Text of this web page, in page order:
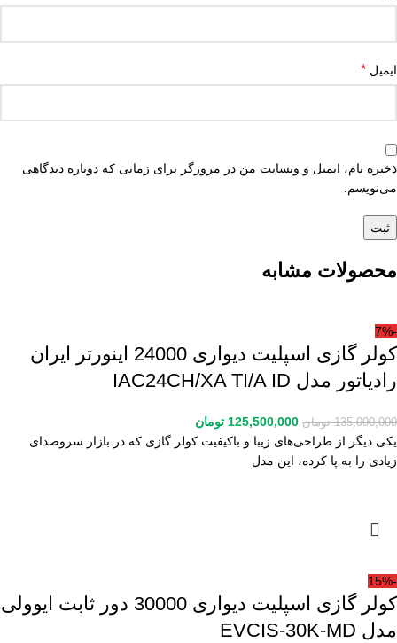
ایمیل *
ذخیره نام، ایمیل و وبسایت من در مرورگر برای زمانی که دوباره دیدگاهی
می‌نویسم.
محصولات مشابه
-7%
کولر گازی اسپلیت دیواری 24000 اینورتر ایران
رادیاتور مدل IAC24CH/XA TI/A ID
135,000,000 تومان 125,500,000 تومان
یکی دیگر از طراحی‌های زیبا و باکیفیت کولر گازی که در بازار سروصدای
زیادی را به پا کرده، این مدل
-15%
کولر گازی اسپلیت دیواری 30000 دور ثابت ایوولی
مدل EVCIS-30K-MD